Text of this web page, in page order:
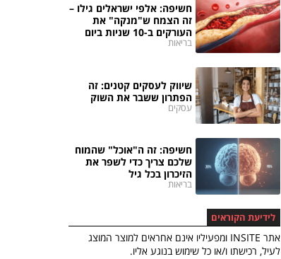
חשיפה: אלפי ישראלים גילו –
זה הצמח ש"מנקה" את
העורקים ב-10 שניות ביום
בריאות
שיווק לעסקים קטנים: זה
הפתרון ששבר את השוק
עסקים
חשיפה: זה ה"אוכל" שהמוח
שלכם צריך כדי לשפר את
הזיכרון בכל גיל
בריאות
לידיעת הקוראים
אתר INSITE ומפעיליו אינם אחראים למוצר המוצג
לעיל, רכישתו ו/או כל שימוש בנוגע אליו.